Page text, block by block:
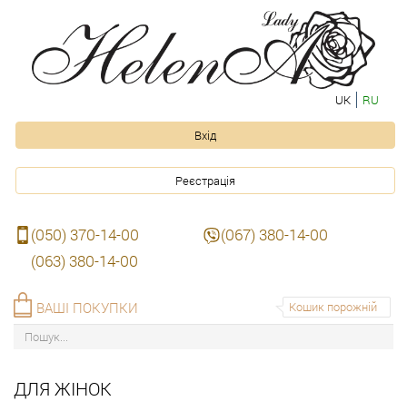
UK RU
Вхід
Реєстрація
(050) 370-14-00
(067) 380-14-00
(063) 380-14-00
Кошик порожній
ВАШІ ПОКУПКИ
ДЛЯ ЖІНОК